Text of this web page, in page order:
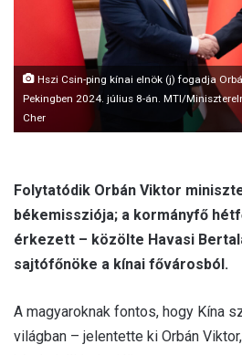
Hszi Csin-ping kínai elnök (j) fogadja
Pekingben 2024. július 8-án. MTI/
Cher
Folytatódik Orbán Viktor
békemissziója; a kormányfő
érkezett – közölte Havasi
sajtófőnöke a kínai fővárosból.
A magyaroknak fontos, hogy Kína
világban – jelentette ki Orbán